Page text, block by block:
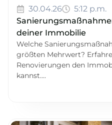
30.04.26
5:12 p.m.
deiner Immobilie
Welche
größten Mehrwert?
Renovierungen den
kannst....